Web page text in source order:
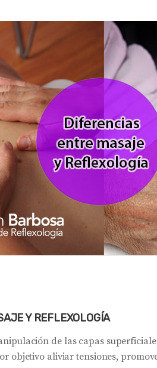
Y REFLEXOLOGÍA
de las capas
objetivo aliviar tensiones,